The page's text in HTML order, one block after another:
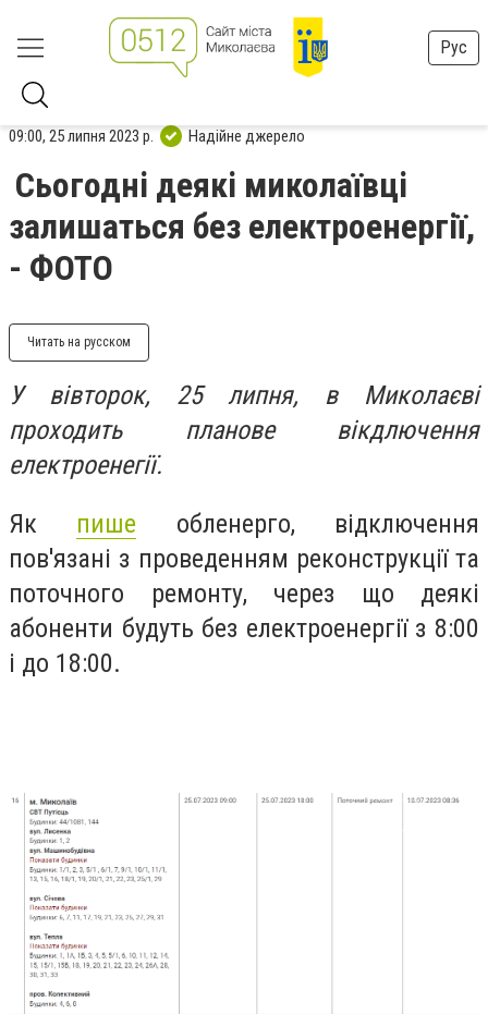
Рус
09:00, 25 липня 2023 р. Надійне джерело
Сьогодні деякі миколаївці
залишаться без електроенергії,
- ФОТО
Читать на русском
У вівторок, 25 липня, в Миколаєві
проходить планове вікдлючення
електроенегії.
Як пише обленерго, відключення
пов'язані з проведенням реконструкції та
поточного ремонту, через що деякі
абоненти будуть без електроенергії з 8:00
і до 18:00.